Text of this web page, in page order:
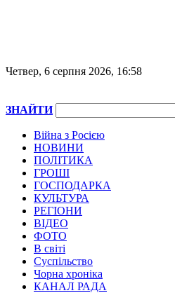
Четвер, 6 серпня 2026, 16:58
ЗНАЙТИ
Війна з Росією
НОВИНИ
ПОЛІТИКА
ГРОШІ
ГОСПОДАРКА
КУЛЬТУРА
РЕГІОНИ
ВІДЕО
ФОТО
В світі
Суспільство
Чорна хроніка
КАНАЛ РАДА